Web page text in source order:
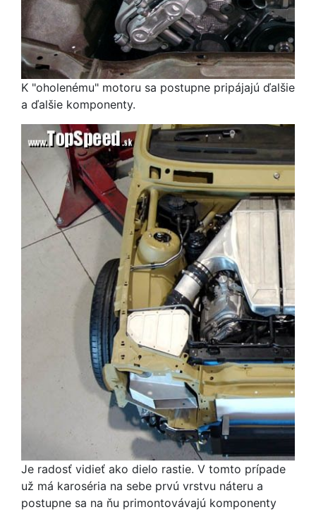
K "oholenému" motoru sa postupne pripájajú ďalšie
a ďalšie komponenty.
Je radosť vidieť ako dielo rastie. V tomto prípade
už má karoséria na sebe prvú vrstvu náteru a
postupne sa na ňu primontovávajú komponenty